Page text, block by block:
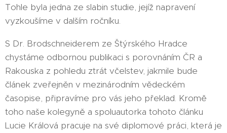
Tohle byla jedna ze slabin studie, jejíž napravení
vyzkoušíme v dalším ročníku.
S Dr. Brodschneiderem ze Štýrského Hradce
chystáme odbornou publikaci s porovnáním ČR a
Rakouska z pohledu ztrát včelstev, jakmile bude
článek zveřejněn v mezinárodním vědeckém
časopise, připravíme pro vás jeho překlad. Kromě
toho naše kolegyně a spoluautorka tohoto článku
Lucie Králová pracuje na své diplomové práci, která je